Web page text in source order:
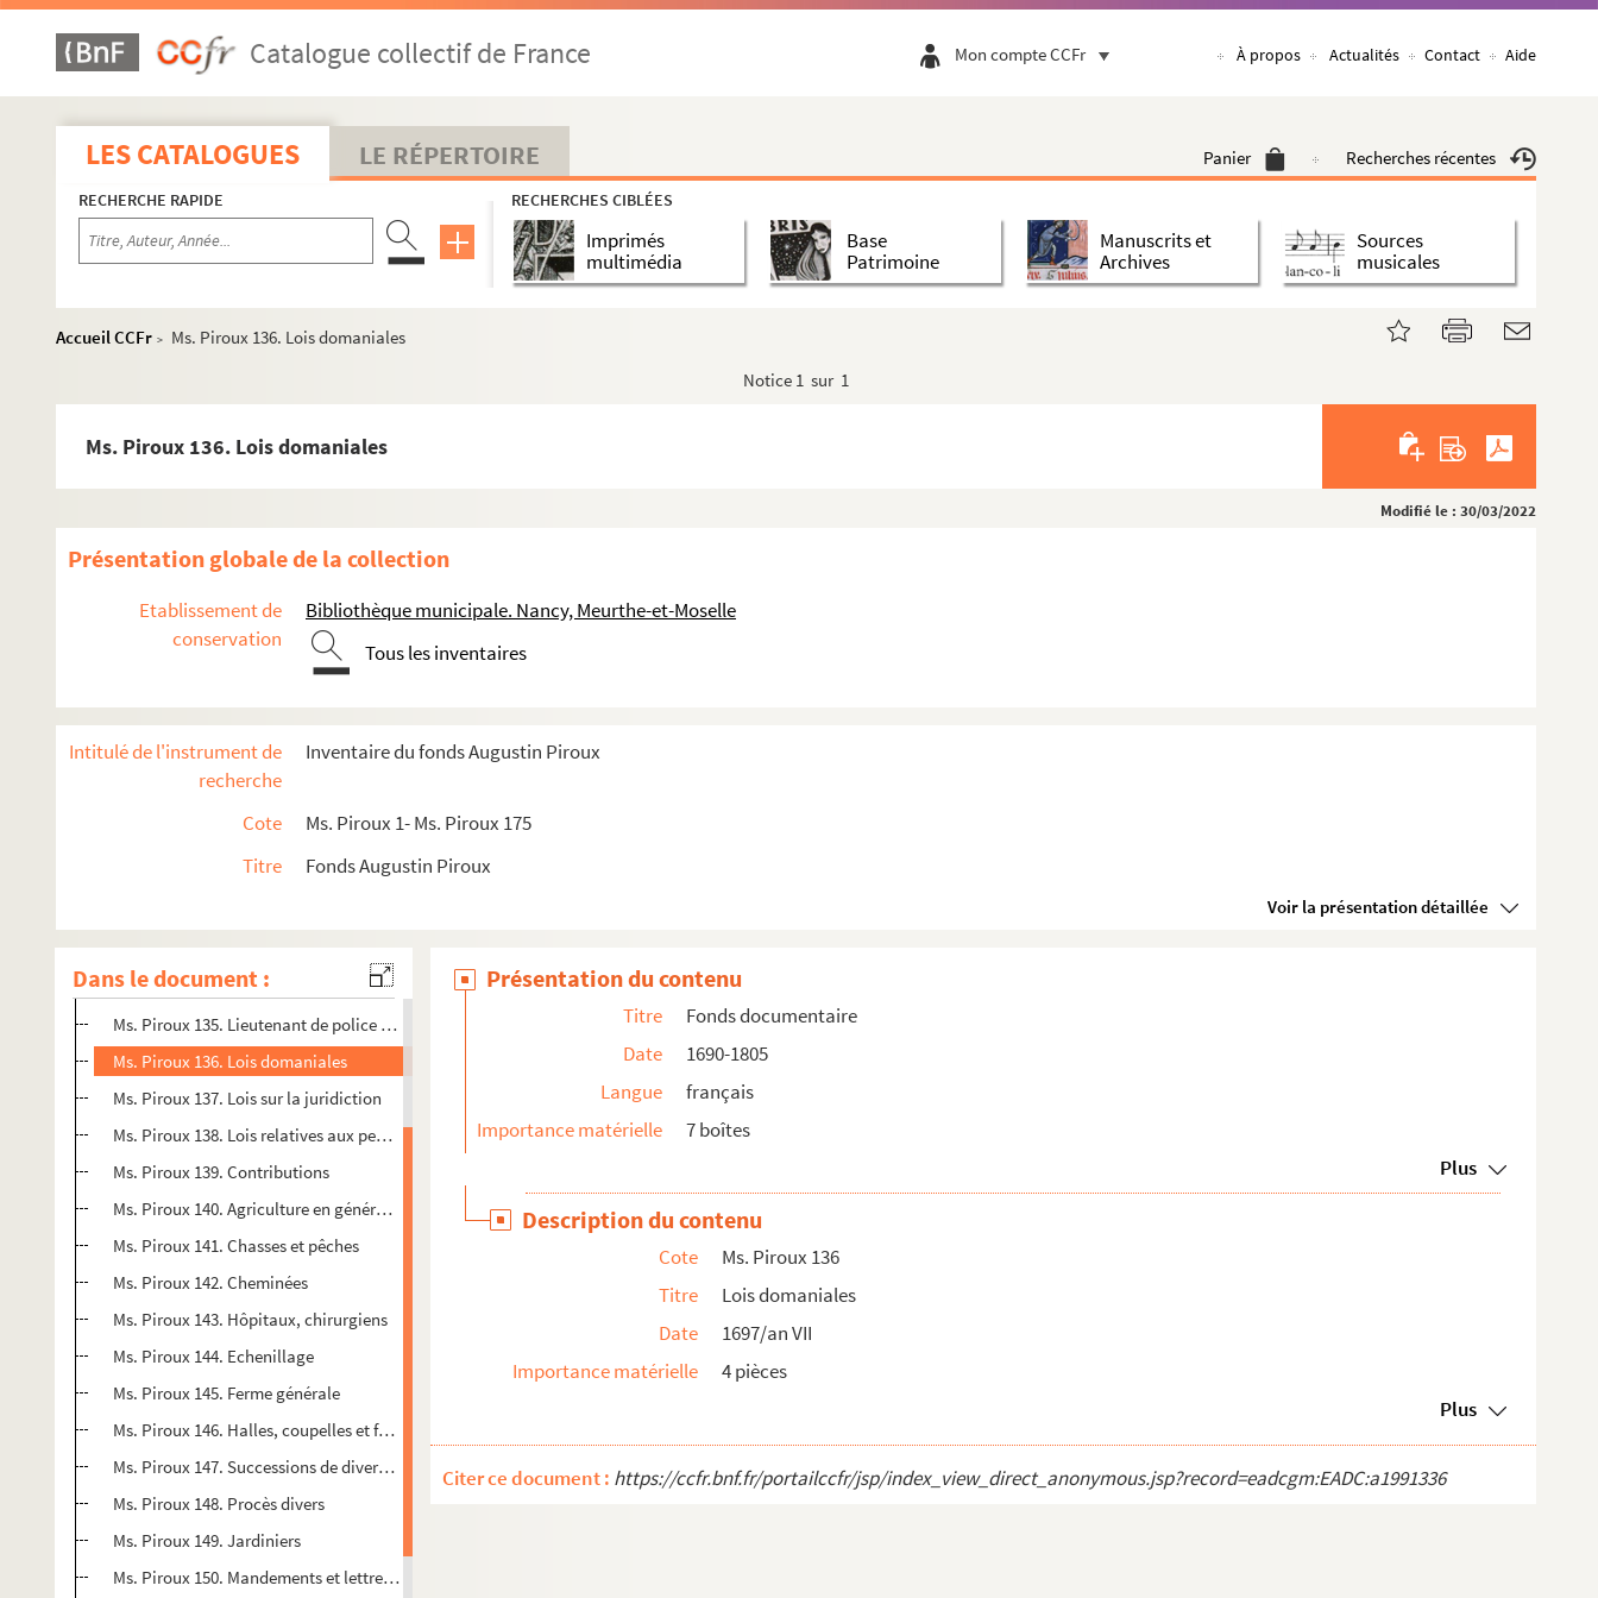
Catalogue collectif de France Mon compte CCFr À propos Actualités Contact Aide
LES CATALOGUES LE RÉPERTOIRE Panier Recherches récentes
RECHERCHE RAPIDE RECHERCHES CIBLÉES
Imprimés
multimédia
Base
Patrimoine
Manuscrits et
Archives
Sources
musicales
Accueil CCFr >
Ms. Piroux 136. Lois domaniales
Notice 1 sur 1
Ms. Piroux 136. Lois domaniales
Modifié le : 30/03/2022
Présentation globale de la collection
Etablissement de
conservation
Bibliothèque municipale. Nancy, Meurthe-et-Moselle
Tous les inventaires
Intitulé de l'instrument de
recherche
Inventaire du fonds Augustin Piroux
Cote
Ms. Piroux 1- Ms. Piroux 175
Titre
Fonds Augustin Piroux
Voir la présentation détaillée
Dans le document :
Fonds d’architecte
Ms. Piroux 131. Histoire politique. Pièces diverses
Ms. Piroux 133. Jurisprudence ancienne
Ms. Piroux 134. Législation sur les conventions entre particuliers
Ms. Piroux 135. Lieutenant de police (fonctions)
Ms. Piroux 136. Lois domaniales
Ms. Piroux 137. Lois sur la juridiction
Ms. Piroux 138. Lois relatives aux pensions
Ms. Piroux 139. Contributions
Ms. Piroux 140. Agriculture en général (blés)
Ms. Piroux 141. Chasses et pêches
Ms. Piroux 142. Cheminées
Ms. Piroux 143. Hôpitaux, chirurgiens
Ms. Piroux 144. Echenillage
Ms. Piroux 145. Ferme générale
Ms. Piroux 146. Halles, coupelles et fourrières
Ms. Piroux 147. Successions de diverses personnes
Ms. Piroux 148. Procès divers
Ms. Piroux 149. Jardiniers
Ms. Piroux 150. Mandements et lettres pastorales
Présentation du contenu
Titre
Fonds documentaire
Date
1690-1805
Langue
français
Importance matérielle
7 boîtes
Plus
Description du contenu
Cote
Ms. Piroux 136
Titre
Lois domaniales
Date
1697/an VII
Importance matérielle
4 pièces
Plus
Citer ce document : https://ccfr.bnf.fr/portailccfr/jsp/index_view_direct_anonymous.jsp?record=eadcgm:EADC:a1991336